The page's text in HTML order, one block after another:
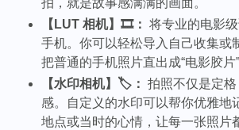
【LUT 相机】🎞️： 将专业的电影
手机。你可以轻松导入自己收集或
把普通的手机照片直出成“电影胶片”
【水印相机】🏷️： 拍照不仅是定
感。自定义的水印可以帮你优雅地
地点或当时的心情，让每一张照片